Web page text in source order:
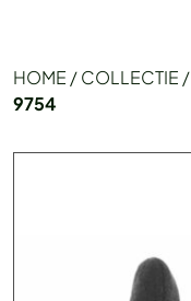
HOME /COLLECTIE /
9754